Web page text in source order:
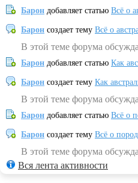
Барон добавляет статью Всё о
Барон создает тему Всё о
В этой теме форума
Барон добавляет статью Как
Барон создает тему Как
В этой теме форума
Барон добавляет статью Всё о
Барон создает тему Всё о
В этой теме форума
Вся лента активности